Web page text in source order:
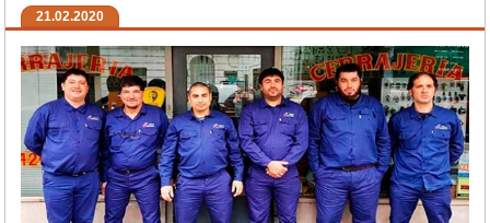
21.02.2020